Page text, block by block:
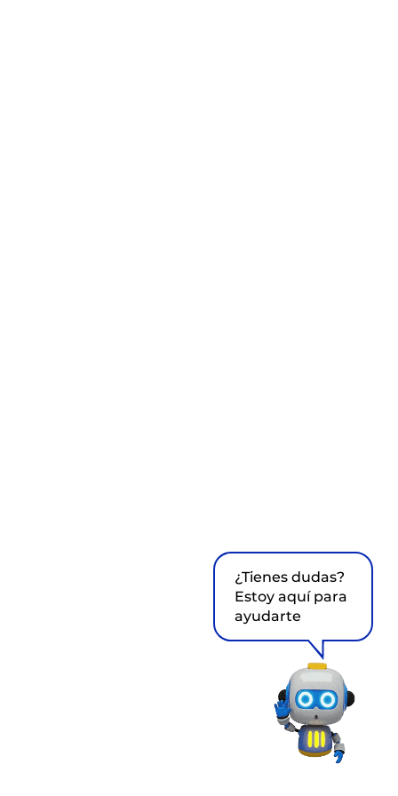
¿Tienes dudas?
Estoy aquí para
ayudarte